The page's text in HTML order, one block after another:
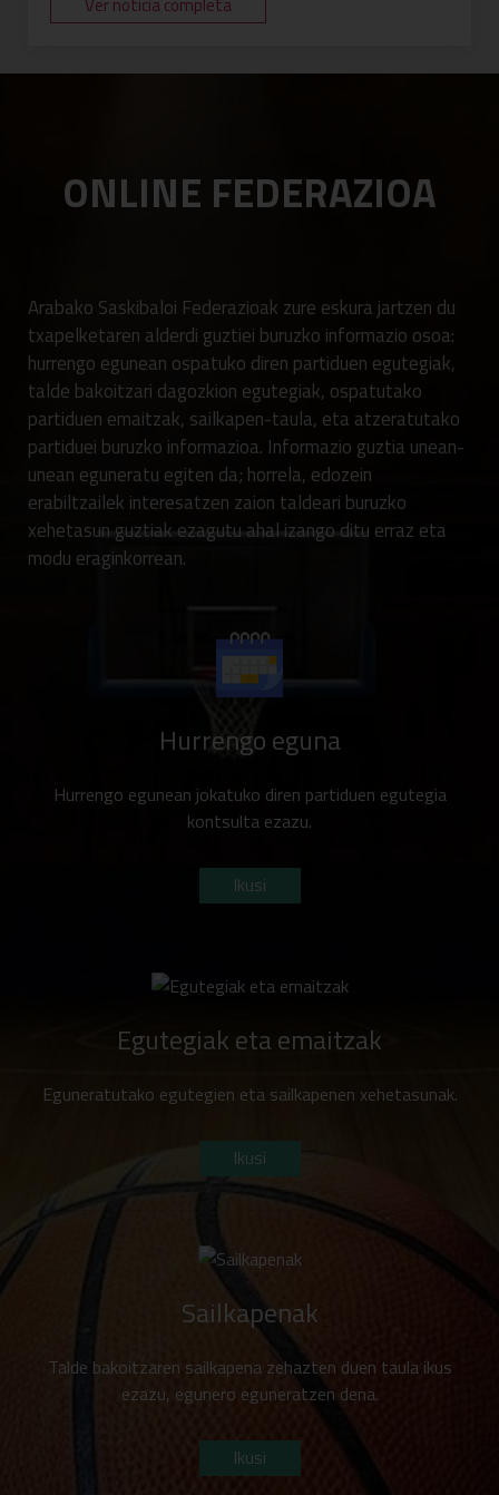
ONLINE FEDERAZIOA
Arabako Saskibaloi Federazioak zure eskura jartzen du
txapelketaren alderdi guztiei buruzko informazio osoa:
hurrengo egunean ospatuko diren partiduen egutegiak,
talde bakoitzari dagozkion egutegiak, ospatutako
partiduen emaitzak, sailkapen-taula, eta atzeratutako
partiduei buruzko informazioa. Informazio guztia unean-
unean eguneratu egiten da; horrela, edozein
erabiltzailek interesatzen zaion taldeari buruzko
xehetasun guztiak ezagutu ahal izango ditu erraz eta
modu eraginkorrean.
Hurrengo eguna
Hurrengo egunean jokatuko diren partiduen egutegia
kontsulta ezazu.
Ikusi
Egutegiak eta emaitzak
Eguneratutako egutegien eta sailkapenen xehetasunak.
Ikusi
Sailkapenak
Talde bakoitzaren sailkapena zehazten duen taula ikus
ezazu, egunero eguneratzen dena.
Ikusi